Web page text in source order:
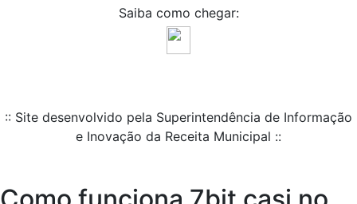
Saiba como chegar:
:: Site desenvolvido pela Superintendência de Informação
e Inovação da Receita Municipal ::